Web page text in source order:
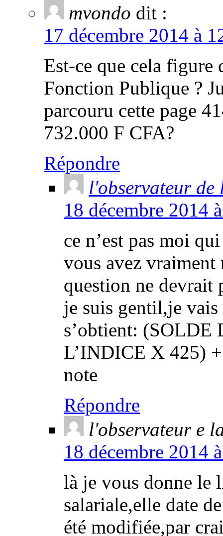
mvondo dit :
17 décembre 2014 à
Est-ce que cela figure
Fonction Publique ?
parcouru cette page
732.000 F CFA?
Répondre
l'observateur de
18 décembre 2014
ce n’est pas moi
vous avez vraiment
question ne devrait
je suis gentil,je
s’obtient:
L’INDICE X 425)
note
Répondre
l'observateur e
18 décembre 2014
là je vous donne le
salariale,elle date
été modifiée,par